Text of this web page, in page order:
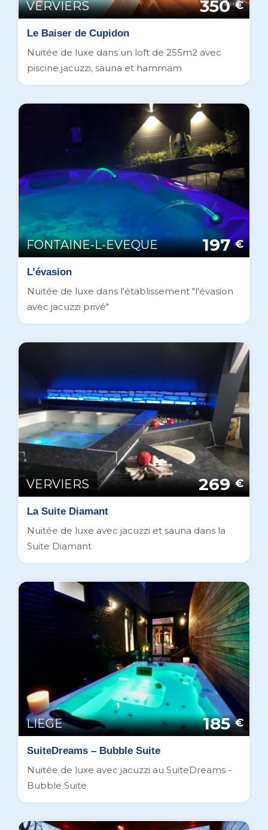
VERVIERS 350 €
Le Baiser de Cupidon
Nuitée de luxe dans un loft de 255m2 avec
piscine jacuzzi, sauna et hammam
FONTAINE-L-EVEQUE 197 €
L’évasion
Nuitée de luxe dans l'établissement "l'évasion
avec jacuzzi privé"
VERVIERS 269 €
La Suite Diamant
Nuitée de luxe avec jacuzzi et sauna dans la
Suite Diamant
LIEGE 185 €
SuiteDreams – Bubble Suite
Nuitée de luxe avec jacuzzi au SuiteDreams -
Bubble Suite